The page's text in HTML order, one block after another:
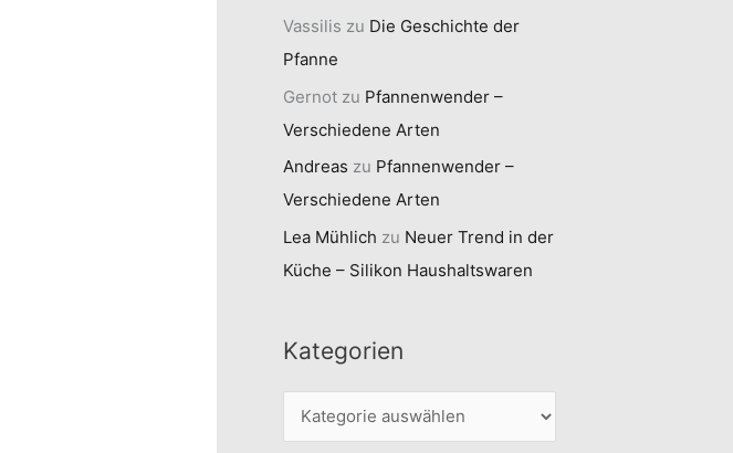
Vassilis zu Die Geschichte der
Pfanne
Gernotzu Pfannenwender –
Verschiedene Arten
Andreas zu Pfannenwender –
Verschiedene Arten
Lea Mühlich zu Neuer Trend in der
Küche – Silikon Haushaltswaren
Kategorien
a